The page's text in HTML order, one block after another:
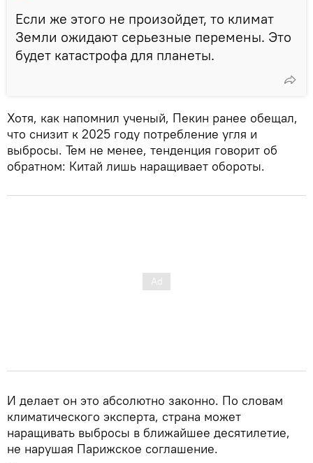
Если же этого не произойдет, то климат
Земли ожидают серьезные перемены. Это
будет катастрофа для планеты.
Хотя, как напомнил ученый, Пекин ранее обещал,
что снизит к 2025 году потребление угля и
выбросы. Тем не менее, тенденция говорит об
обратном: Китай лишь наращивает обороты.
И делает он это абсолютно законно. По словам
климатического эксперта, страна может
наращивать выбросы в ближайшее десятилетие,
не нарушая Парижское соглашение.